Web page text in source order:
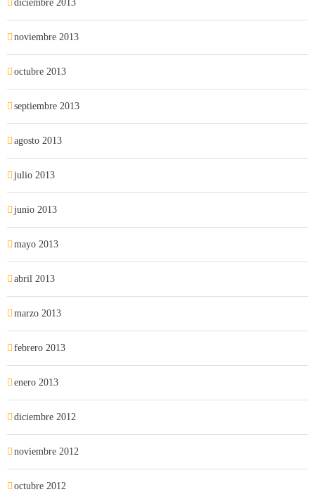
diciembre 2013
noviembre 2013
octubre 2013
septiembre 2013
agosto 2013
julio 2013
junio 2013
mayo 2013
abril 2013
marzo 2013
febrero 2013
enero 2013
diciembre 2012
noviembre 2012
octubre 2012